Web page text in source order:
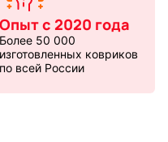
Опыт с 2020 года
Более 50 000
изготовленных ковриков
по всей России